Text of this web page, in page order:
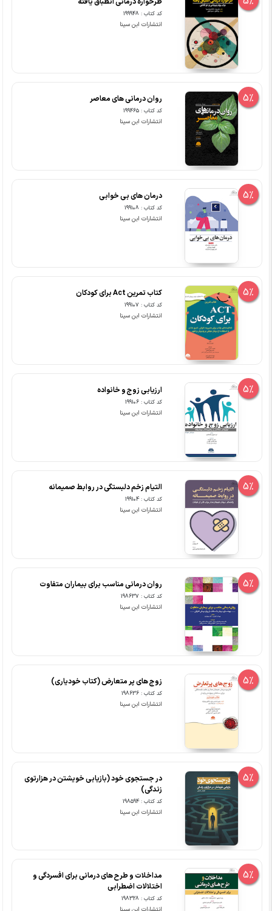
کد کتاب : 199948
انتشارات ابن سینا
5% روان درمانی های معاصر
کد کتاب : 199465
انتشارات ابن سینا
5% درمان های بی خوابی
کد کتاب : 199108
انتشارات ابن سینا
5% کتاب تمرین Act برای کودکان
کد کتاب : 199107
انتشارات ابن سینا
5% ارزیابی زوج و خانواده
کد کتاب : 199106
انتشارات ابن سینا
5% التیام زخم دلبستگی در روابط صمیمانه
کد کتاب : 199104
انتشارات ابن سینا
5% روان درمانی مناسب برای بیماران متفاوت
کد کتاب : 198637
انتشارات ابن سینا
5% زوج های پر متعارض (کتاب خودیاری)
کد کتاب : 198636
انتشارات ابن سینا
5%
در جستجوی خود (بازیابی خویشتن در هزارتوی
زندگی)
کد کتاب : 198594
انتشارات ابن سینا
5%
مداخلات و طرح های درمانی برای افسردگی و
اختلالات اضطرابی
کد کتاب : 198328